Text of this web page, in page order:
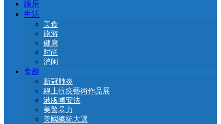
娛乐
生活
美食
旅游
健康
时尚
消闲
专题
新冠肺炎
線上抗疫藝術作品展
港版國安法
美警暴力
美國總統大選